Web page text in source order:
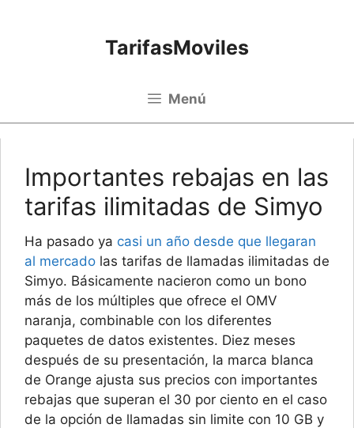
TarifasMoviles
Menú
Importantes rebajas en las
tarifas ilimitadas de Simyo
Ha pasado ya casi un año desde que llegaran
al mercado las tarifas de llamadas ilimitadas de
Simyo. Básicamente nacieron como un bono
más de los múltiples que ofrece el OMV
naranja, combinable con los diferentes
paquetes de datos existentes. Diez meses
después de su presentación, la marca blanca
de Orange ajusta sus precios con importantes
rebajas que superan el 30 por ciento en el caso
de la opción de llamadas sin limite con 10 GB y